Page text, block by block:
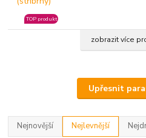
TOP produkt
zobrazit více
Upřesnit
Nejnovější Nejlevnější